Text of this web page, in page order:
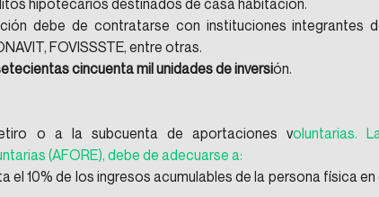
hipotecarios destinados de casa habitación.
debe de contratarse con instituciones integrantes
FOVISSSTE, entre otras.
cincuenta mil unidades de inversión.
o a la subcuenta de aportaciones voluntarias.
(AFORE), debe de adecuarse a:
el 10% de los ingresos acumulables de la persona física en